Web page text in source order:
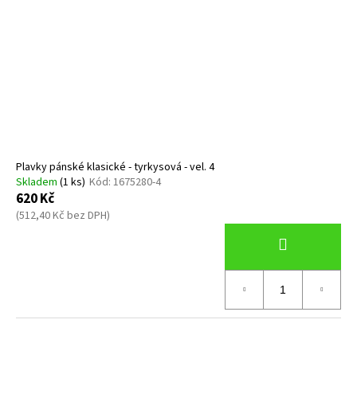
Plavky pánské klasické - tyrkysová - vel. 4
Skladem (1 ks) Kód: 1675280-4
620 Kč
(512,40 Kč bez DPH)